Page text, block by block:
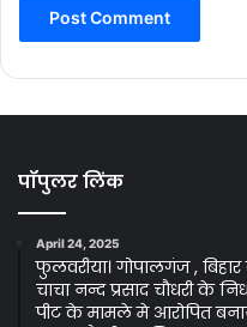
पॉपुलर लिंक
April 24, 2025
फुलवरीया। गोपालगंज , बिहार
चाचा नन्द प्रसाद चौधरी के
पीट के मामले मे आरोपित